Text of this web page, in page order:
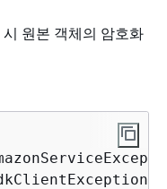
시 원본 객체의 암호화